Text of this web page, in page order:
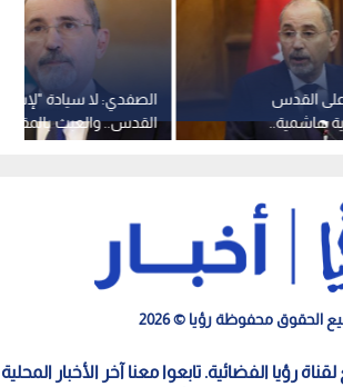
الصفدي: لا سيادة
القدس.. والعبث
بالنار"
القدس
هاشمية..
صراع ديني
الحقوق محفوظة رؤيا © 2026
رؤيا الفضائية. تابعوا معنا آخر الأخبار المحلية